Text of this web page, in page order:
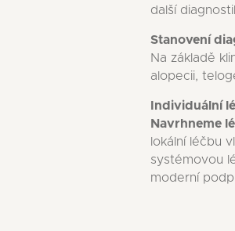
další
Stanovení
Na základě
alopecii,
Individuální
Navrhneme
lokální léčbu
systémovou
moderní